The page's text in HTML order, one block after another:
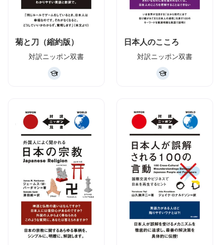
菊と刀（縮約版）
対訳ニッポン双書
日本人のこころ
対訳ニッポン双書